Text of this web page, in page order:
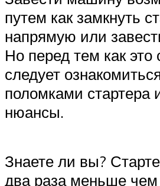
путем как замкнуть
напрямую или
Но перед тем как это
следует
поломками стартера
нюансы.
Знаете ли вы?
два раза меньше чем